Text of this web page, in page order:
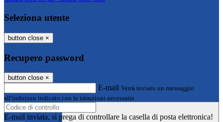
Seleziona utente
button close ×
Recupero password
button close ×
E-mail Verrà inviato un messaggio
all'indirizzo indicato con le istruzioni necessarie.
E-mail inviata, si prega di controllare la casella di posta elettronica!